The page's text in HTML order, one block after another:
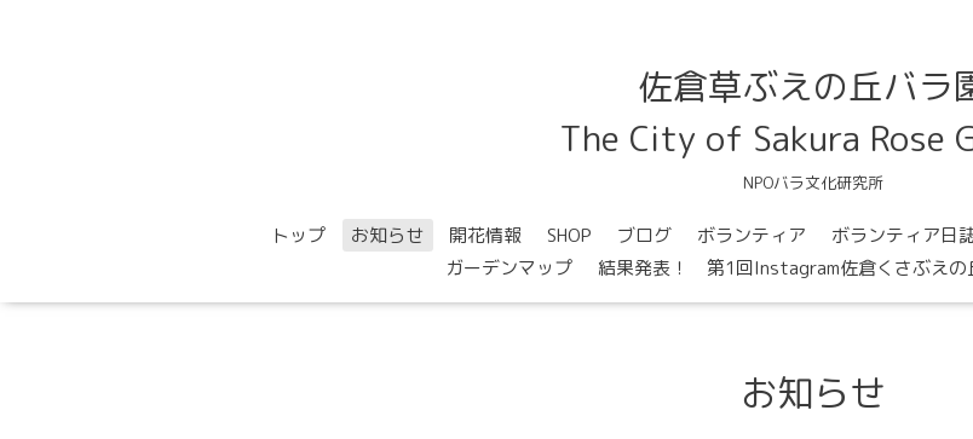
佐倉草ぶえの丘バラ
The City of Sakura Rose
NPOバラ文化研究所
トップ お知らせ 開花情報 SHOP ブログ ボランティア ボランティア日
ガーデンマップ
結果発表！ 第1回Instagram佐倉くさぶえの
お知らせ